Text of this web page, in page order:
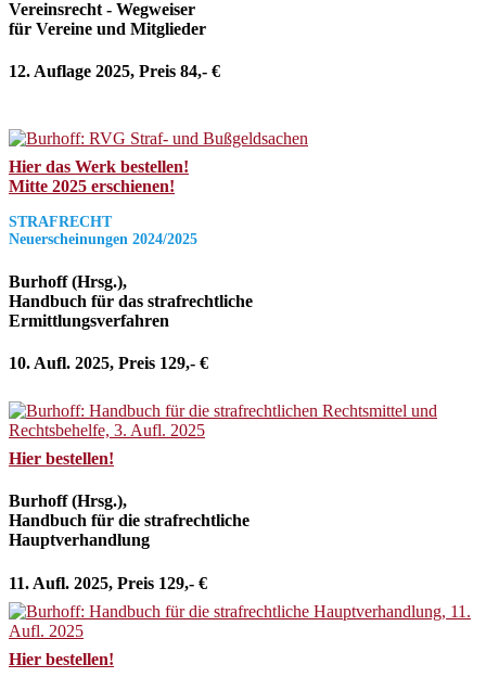
Vereinsrecht - Wegweiser
für Vereine und Mitglieder
12. Auflage 2025, Preis 84,- €
Hier das Werk bestellen!
Mitte 2025 erschienen!
STRAFRECHT
Neuerscheinungen 2024/2025
Burhoff (Hrsg.),
Handbuch für das strafrechtliche
Ermittlungsverfahren
10. Aufl. 2025, Preis 129,- €
Hier bestellen!
Burhoff (Hrsg.),
Handbuch für die strafrechtliche
Hauptverhandlung
11. Aufl. 2025, Preis 129,- €
Hier bestellen!